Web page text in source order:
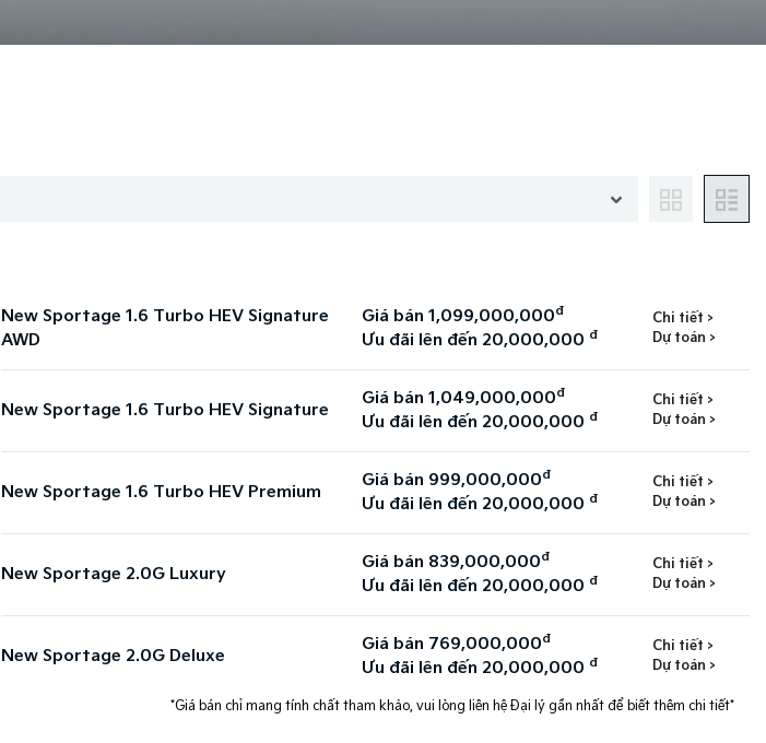
New Sportage 1.6 Turbo HEV Signature
AWD
Giá bán 1,099,000,000đ
Ưu đãi lên đến 20,000,000 đ
Chi tiết >
Dự toán >
New Sportage 1.6 Turbo HEV Signature
Giá bán 1,049,000,000đ
Ưu đãi lên đến 20,000,000 đ
Chi tiết >
Dự toán >
New Sportage 1.6 Turbo HEV Premium
Giá bán 999,000,000đ
Ưu đãi lên đến 20,000,000 đ
Chi tiết >
Dự toán >
New Sportage 2.0G Luxury
Giá bán 839,000,000đ
Ưu đãi lên đến 20,000,000 đ
Chi tiết >
Dự toán >
New Sportage 2.0G Deluxe
Giá bán 769,000,000đ
Ưu đãi lên đến 20,000,000 đ
Chi tiết >
Dự toán >
*Giá bán chỉ mang tính chất tham khảo, vui lòng liên hệ Đại lý gần nhất để biết thêm chi tiết*